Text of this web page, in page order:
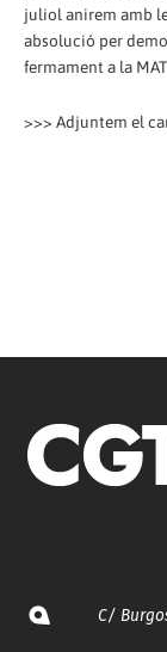
juliol anirem amb
absolució per
fermament a la
>>> Adjuntem el
C/